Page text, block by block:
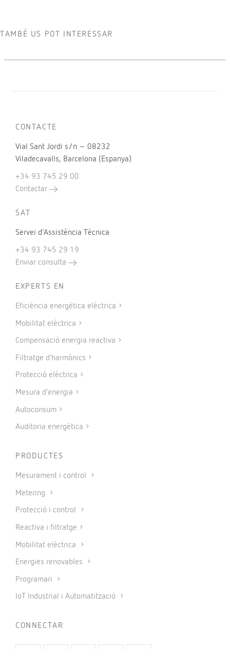
TAMBÉ US POT INTERESSAR
CONTACTE
Vial Sant Jordi s/n – 08232
Viladecavalls, Barcelona (Espanya)
+34 93 745 29 00
Contactar
SAT
Servei d’Assistència Tècnica
+34 93 745 29 19
Enviar consulta
EXPERTS EN
Eficiència energètica elèctrica
Mobilitat elèctrica
Compensació energia reactiva
Filtratge d’harmònics
Protecció elèctrica
Mesura d’energia
Autoconsum
Auditoria energètica
PRODUCTES
Mesurament i control
Metering
Protecció i control
Reactiva i filtratge
Mobilitat elèctrica
Energies renovables
Programari
IoT Industrial i Automatització
CONNECTAR